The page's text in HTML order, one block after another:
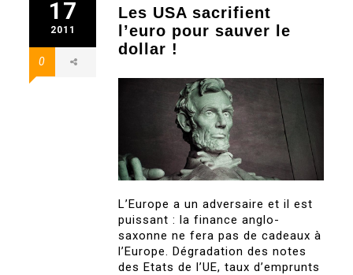
17
2011
0
Les USA sacrifient
l’euro pour sauver le
dollar !
L’Europe a un adversaire et il est
puissant : la finance anglo-
saxonne ne fera pas de cadeaux à
l’Europe. Dégradation des notes
des Etats de l’UE, taux d’emprunts